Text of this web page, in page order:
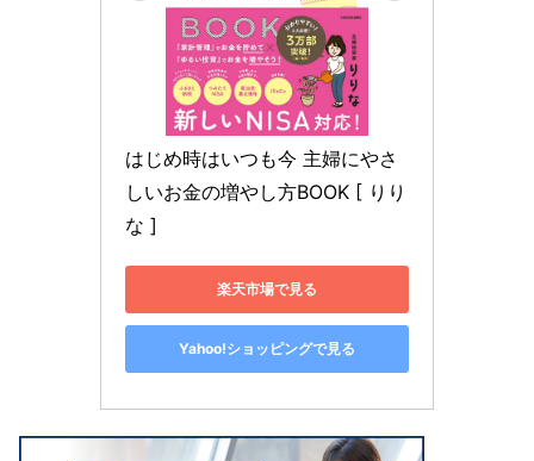
はじめ時はいつも今 主婦にやさ
しいお金の増やし方BOOK [ りり
な ]
楽天市場で見る
Yahoo!ショッピングで見る